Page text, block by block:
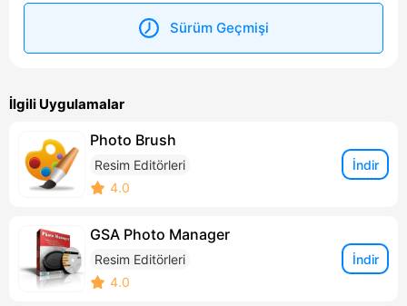
Sürüm Geçmişi
İlgili Uygulamalar
Photo Brush
Resim Editörleri
4.0
İndir
GSA Photo Manager
Resim Editörleri
4.0
İndir